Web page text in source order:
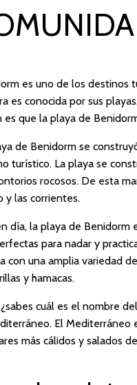
es uno de los destinos
es conocida por sus
es que la playa de
de Benidorm se
turístico. La playa se
rocosos. De esta
y las corrientes.
día, la playa de Benidorm
para nadar y
con una amplia variedad
y hamacas.
cuál es el nombre
El Mediterráneo
más cálidos y salados